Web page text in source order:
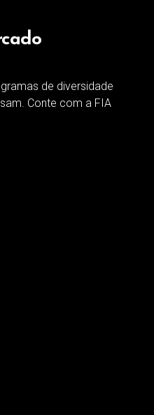
de diversidade
Conte com a FIA